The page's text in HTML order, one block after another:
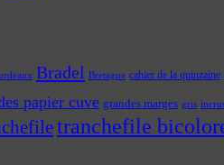
Bradel Bretagne cahier de la quinzaine
papier cuve grandes marges gris
tranchefile